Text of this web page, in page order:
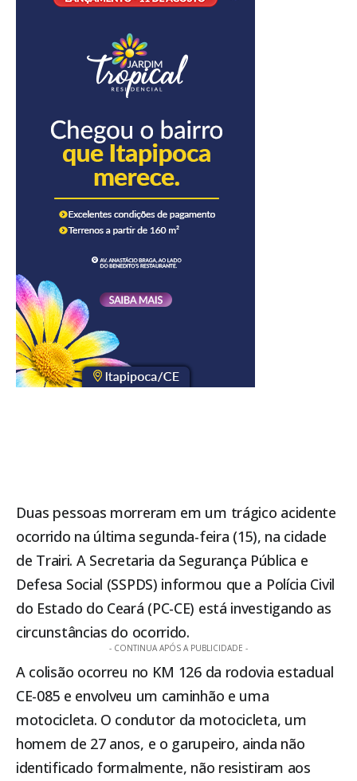
Duas pessoas morreram em um trágico acidente
ocorrido na última segunda-feira (15), na cidade
de Trairi. A Secretaria da Segurança Pública e
Defesa Social (SSPDS) informou que a Polícia Civil
do Estado do Ceará (PC-CE) está investigando as
circunstâncias do ocorrido.
- CONTINUA APÓS A PUBLICIDADE -
A colisão ocorreu no KM 126 da rodovia estadual
CE-085 e envolveu um caminhão e uma
motocicleta. O condutor da motocicleta, um
homem de 27 anos, e o garupeiro, ainda não
identificado formalmente, não resistiram aos